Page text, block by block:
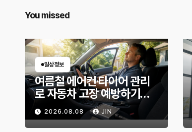
You missed
일상정보
여름철 에어컨·타이어 관리
로 자동차 고장 예방하기｜
10분 점검 루틴, 무엇부터 확
인할까?
2026.08.08 JIN